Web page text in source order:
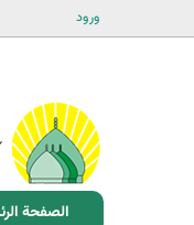
ورود
الصفحة